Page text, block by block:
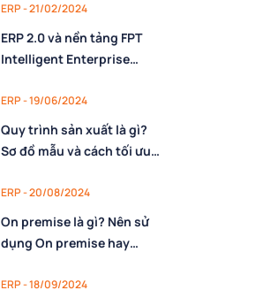
ERP - 21/02/2024
ERP 2.0 và nền tảng FPT
Intelligent Enterprise
ERP - 19/06/2024
Quy trình sản xuất là gì?
Sơ đồ mẫu và cách tối ưu
ERP - 20/08/2024
On premise là gì? Nên sử
dụng On premise hay
ERP - 18/09/2024